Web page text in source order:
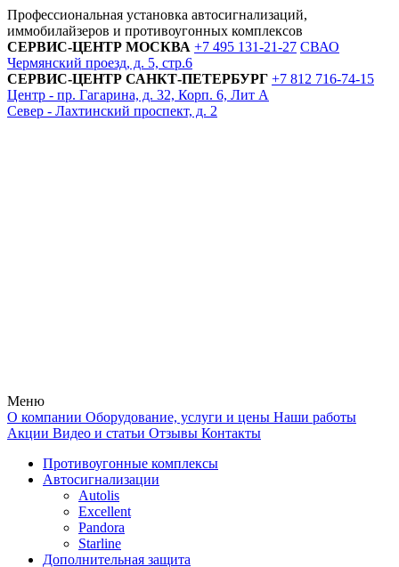
Профессиональная установка автосигнализаций,
иммобилайзеров и противоугонных комплексов
СЕРВИС-ЦЕНТР МОСКВА +7 495 131-21-27 СВАО
Чермянский проезд, д. 5, стр.6
СЕРВИС-ЦЕНТР САНКТ-ПЕТЕРБУРГ +7 812 716-74-15
Центр - пр. Гагарина, д. 32, Корп. 6, Лит А
Север - Лахтинский проспект, д. 2
Меню
О компании Оборудование, услуги и цены Наши работы
Акции Видео и статьи Отзывы Контакты
Противоугонные комплексы
Автосигнализации
Autolis
Excellent
Pandora
Starline
Дополнительная защита